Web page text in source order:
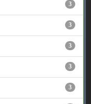
3
3
3
3
3